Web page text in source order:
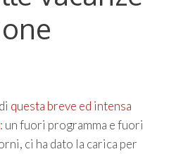
questa breve ed intensa
: un fuori programma e fuori
ci ha dato la carica per